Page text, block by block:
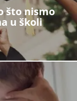
što nismo
u školi